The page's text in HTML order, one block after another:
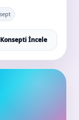
Konsepti İncele